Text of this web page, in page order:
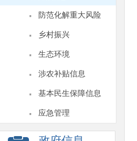
· 防范化解重大风险
· 乡村振兴
· 生态环境
· 涉农补贴信息
· 基本民生保障信息
· 应急管理